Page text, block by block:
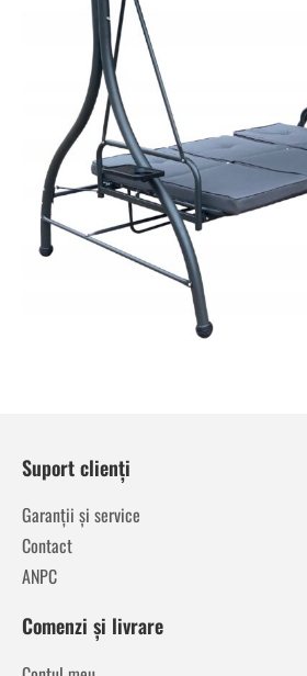
Suport clienți
Garanții și service
Contact
ANPC
Comenzi și livrare